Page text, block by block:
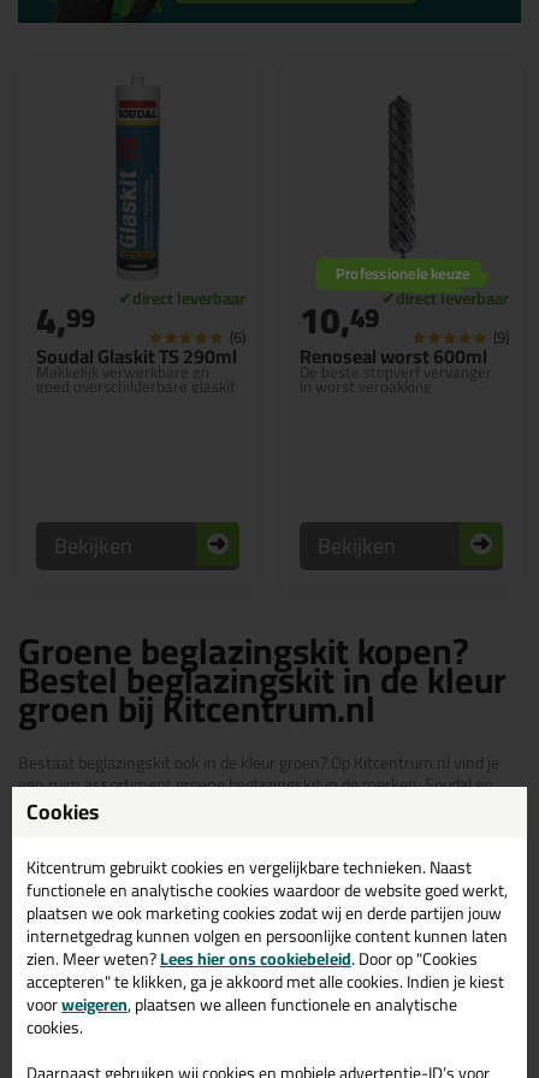
Soudal Glaskit TS 290ml
Makkelijk verwerkbare en
goed overschilderbare glaskit
4,99 (6)
Bekijken
Renoseal worst 600ml
De beste stopverf vervanger
in worst verpakking
Professionele keuze
10,49 (9)
Bekijken
Groene beglazingskit kopen?
Bestel beglazingskit in de kleur
groen bij Kitcentrum.nl
Bestaat beglazingskit ook in de kleur groen? Op Kitcentrum.nl vind je
een ruim assortiment groene beglazingskit in de merken: Soudal en
Bloem Sealants. Bestel je beglazingskit groen daarom gemakkelijk en
snel op Kitcentrum.nl!
Beglazingskit in kleur
Bekijk het overzicht met Beglazingskit in kleur:
Witte beglazingskit
Zwarte beglazingskit
Bruine beglazingskit
Cookies
Kitcentrum gebruikt cookies en vergelijkbare technieken. Naast
functionele en analytische cookies waardoor de website goed werkt,
plaatsen we ook marketing cookies zodat wij en derde partijen jouw
internetgedrag kunnen volgen en persoonlijke content kunnen laten
zien. Meer weten?Lees hier ons cookiebeleid. Door op "Cookies
accepteren" te klikken, ga je akkoord met alle cookies. Indien je kiest
voorweigeren, plaatsen we alleen functionele en analytische
cookies.